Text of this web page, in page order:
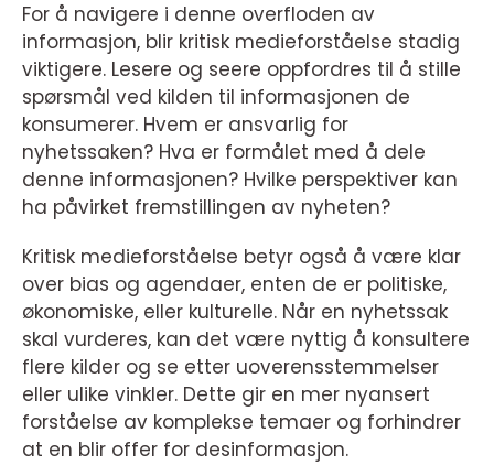
For å navigere i denne overfloden av
informasjon, blir kritisk medieforståelse stadig
viktigere. Lesere og seere oppfordres til å stille
spørsmål ved kilden til informasjonen de
konsumerer. Hvem er ansvarlig for
nyhetssaken? Hva er formålet med å dele
denne informasjonen? Hvilke perspektiver kan
ha påvirket fremstillingen av nyheten?
Kritisk medieforståelse betyr også å være klar
over bias og agendaer, enten de er politiske,
økonomiske, eller kulturelle. Når en nyhetssak
skal vurderes, kan det være nyttig å konsultere
flere kilder og se etter uoverensstemmelser
eller ulike vinkler. Dette gir en mer nyansert
forståelse av komplekse temaer og forhindrer
at en blir offer for desinformasjon.